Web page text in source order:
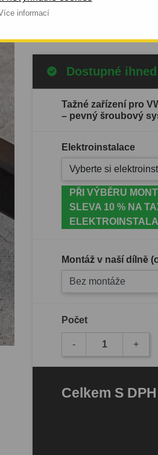
informacíCelý popis produktu
Dostupné ihned
Tažné zařízení pro
– pevný šroubový
Elektroinstalace
Vyberte si
PŘI VÝBĚRU
SLEVA 10 % NA
Montáž v naší dílně
Bez montáže
Počet
- +
Celkem S